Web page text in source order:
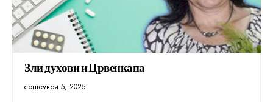
Зли духови и Црвенкапа
септември 5, 2025